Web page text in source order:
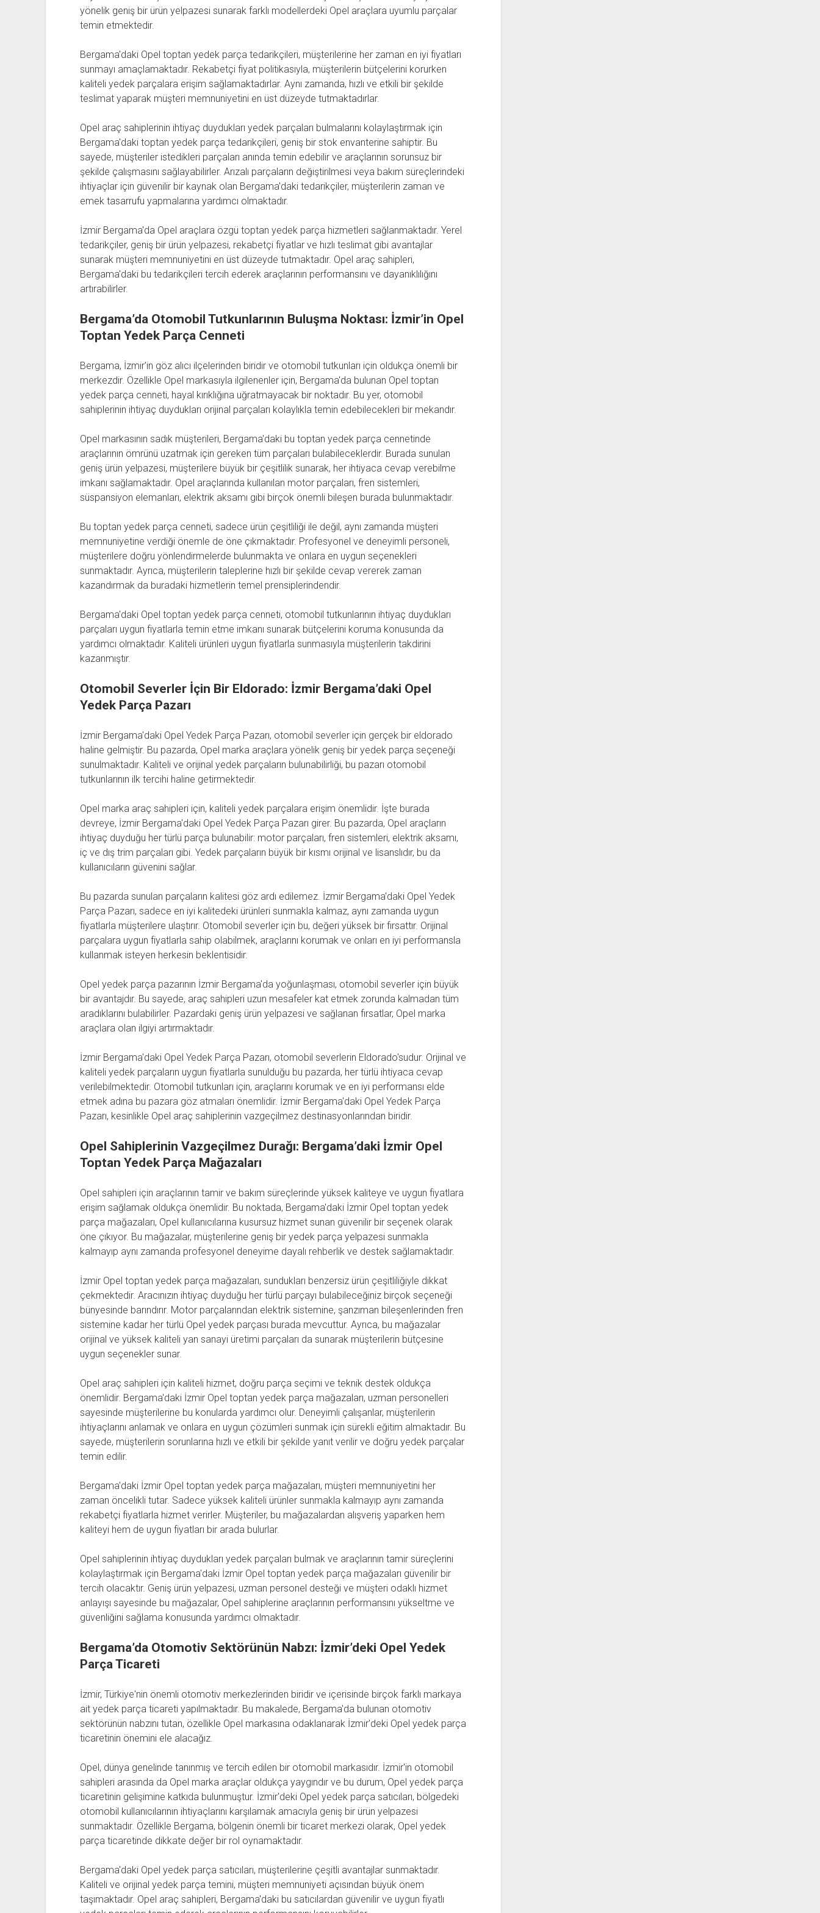
yönelik geniş bir ürün yelpazesi sunarak farklı modellerdeki Opel araçlara uyumlu parçalar
temin etmektedir.
Bergama'daki Opel toptan yedek parça tedarikçileri, müşterilerine her zaman en iyi fiyatları
sunmayı amaçlamaktadır. Rekabetçi fiyat politikasıyla, müşterilerin bütçelerini korurken
kaliteli yedek parçalara erişim sağlamaktadırlar. Aynı zamanda, hızlı ve etkili bir şekilde
teslimat yaparak müşteri memnuniyetini en üst düzeyde tutmaktadırlar.
Opel araç sahiplerinin ihtiyaç duydukları yedek parçaları bulmalarını kolaylaştırmak için
Bergama'daki toptan yedek parça tedarikçileri, geniş bir stok envanterine sahiptir. Bu
sayede, müşteriler istedikleri parçaları anında temin edebilir ve araçlarının sorunsuz bir
şekilde çalışmasını sağlayabilirler. Arızalı parçaların değiştirilmesi veya bakım süreçlerindeki
ihtiyaçlar için güvenilir bir kaynak olan Bergama'daki tedarikçiler, müşterilerin zaman ve
emek tasarrufu yapmalarına yardımcı olmaktadır.
İzmir Bergama'da Opel araçlara özgü toptan yedek parça hizmetleri sağlanmaktadır. Yerel
tedarikçiler, geniş bir ürün yelpazesi, rekabetçi fiyatlar ve hızlı teslimat gibi avantajlar
sunarak müşteri memnuniyetini en üst düzeyde tutmaktadır. Opel araç sahipleri,
Bergama'daki bu tedarikçileri tercih ederek araçlarının performansını ve dayanıklılığını
artırabilirler.
Bergama’da Otomobil Tutkunlarının Buluşma Noktası: İzmir’in Opel
Toptan Yedek Parça Cenneti
Bergama, İzmir'in göz alıcı ilçelerinden biridir ve otomobil tutkunları için oldukça önemli bir
merkezdir. Özellikle Opel markasıyla ilgilenenler için, Bergama'da bulunan Opel toptan
yedek parça cenneti, hayal kırıklığına uğratmayacak bir noktadır. Bu yer, otomobil
sahiplerinin ihtiyaç duydukları orijinal parçaları kolaylıkla temin edebilecekleri bir mekandır.
Opel markasının sadık müşterileri, Bergama'daki bu toptan yedek parça cennetinde
araçlarının ömrünü uzatmak için gereken tüm parçaları bulabileceklerdir. Burada sunulan
geniş ürün yelpazesi, müşterilere büyük bir çeşitlilik sunarak, her ihtiyaca cevap verebilme
imkanı sağlamaktadır. Opel araçlarında kullanılan motor parçaları, fren sistemleri,
süspansiyon elemanları, elektrik aksamı gibi birçok önemli bileşen burada bulunmaktadır.
Bu toptan yedek parça cenneti, sadece ürün çeşitliliği ile değil, aynı zamanda müşteri
memnuniyetine verdiği önemle de öne çıkmaktadır. Profesyonel ve deneyimli personeli,
müşterilere doğru yönlendirmelerde bulunmakta ve onlara en uygun seçenekleri
sunmaktadır. Ayrıca, müşterilerin taleplerine hızlı bir şekilde cevap vererek zaman
kazandırmak da buradaki hizmetlerin temel prensiplerindendir.
Bergama'daki Opel toptan yedek parça cenneti, otomobil tutkunlarının ihtiyaç duydukları
parçaları uygun fiyatlarla temin etme imkanı sunarak bütçelerini koruma konusunda da
yardımcı olmaktadır. Kaliteli ürünleri uygun fiyatlarla sunmasıyla müşterilerin takdirini
kazanmıştır.
Otomobil Severler İçin Bir Eldorado: İzmir Bergama’daki Opel
Yedek Parça Pazarı
İzmir Bergama'daki Opel Yedek Parça Pazarı, otomobil severler için gerçek bir eldorado
haline gelmiştir. Bu pazarda, Opel marka araçlara yönelik geniş bir yedek parça seçeneği
sunulmaktadır. Kaliteli ve orijinal yedek parçaların bulunabilirliği, bu pazarı otomobil
tutkunlarının ilk tercihi haline getirmektedir.
Opel marka araç sahipleri için, kaliteli yedek parçalara erişim önemlidir. İşte burada
devreye, İzmir Bergama'daki Opel Yedek Parça Pazarı girer. Bu pazarda, Opel araçların
ihtiyaç duyduğu her türlü parça bulunabilir: motor parçaları, fren sistemleri, elektrik aksamı,
iç ve dış trim parçaları gibi. Yedek parçaların büyük bir kısmı orijinal ve lisanslıdır, bu da
kullanıcıların güvenini sağlar.
Bu pazarda sunulan parçaların kalitesi göz ardı edilemez. İzmir Bergama'daki Opel Yedek
Parça Pazarı, sadece en iyi kalitedeki ürünleri sunmakla kalmaz, aynı zamanda uygun
fiyatlarla müşterilere ulaştırır. Otomobil severler için bu, değeri yüksek bir fırsattır. Orijinal
parçalara uygun fiyatlarla sahip olabilmek, araçlarını korumak ve onları en iyi performansla
kullanmak isteyen herkesin beklentisidir.
Opel yedek parça pazarının İzmir Bergama'da yoğunlaşması, otomobil severler için büyük
bir avantajdır. Bu sayede, araç sahipleri uzun mesafeler kat etmek zorunda kalmadan tüm
aradıklarını bulabilirler. Pazardaki geniş ürün yelpazesi ve sağlanan fırsatlar, Opel marka
araçlara olan ilgiyi artırmaktadır.
İzmir Bergama'daki Opel Yedek Parça Pazarı, otomobil severlerin Eldorado'sudur. Orijinal ve
kaliteli yedek parçaların uygun fiyatlarla sunulduğu bu pazarda, her türlü ihtiyaca cevap
verilebilmektedir. Otomobil tutkunları için, araçlarını korumak ve en iyi performansı elde
etmek adına bu pazara göz atmaları önemlidir. İzmir Bergama'daki Opel Yedek Parça
Pazarı, kesinlikle Opel araç sahiplerinin vazgeçilmez destinasyonlarından biridir.
Opel Sahiplerinin Vazgeçilmez Durağı: Bergama’daki İzmir Opel
Toptan Yedek Parça Mağazaları
Opel sahipleri için araçlarının tamir ve bakım süreçlerinde yüksek kaliteye ve uygun fiyatlara
erişim sağlamak oldukça önemlidir. Bu noktada, Bergama'daki İzmir Opel toptan yedek
parça mağazaları, Opel kullanıcılarına kusursuz hizmet sunan güvenilir bir seçenek olarak
öne çıkıyor. Bu mağazalar, müşterilerine geniş bir yedek parça yelpazesi sunmakla
kalmayıp aynı zamanda profesyonel deneyime dayalı rehberlik ve destek sağlamaktadır.
İzmir Opel toptan yedek parça mağazaları, sundukları benzersiz ürün çeşitliliğiyle dikkat
çekmektedir. Aracınızın ihtiyaç duyduğu her türlü parçayı bulabileceğiniz birçok seçeneği
bünyesinde barındırır. Motor parçalarından elektrik sistemine, şanzıman bileşenlerinden fren
sistemine kadar her türlü Opel yedek parçası burada mevcuttur. Ayrıca, bu mağazalar
orijinal ve yüksek kaliteli yan sanayi üretimi parçaları da sunarak müşterilerin bütçesine
uygun seçenekler sunar.
Opel araç sahipleri için kaliteli hizmet, doğru parça seçimi ve teknik destek oldukça
önemlidir. Bergama'daki İzmir Opel toptan yedek parça mağazaları, uzman personelleri
sayesinde müşterilerine bu konularda yardımcı olur. Deneyimli çalışanlar, müşterilerin
ihtiyaçlarını anlamak ve onlara en uygun çözümleri sunmak için sürekli eğitim almaktadır. Bu
sayede, müşterilerin sorunlarına hızlı ve etkili bir şekilde yanıt verilir ve doğru yedek parçalar
temin edilir.
Bergama'daki İzmir Opel toptan yedek parça mağazaları, müşteri memnuniyetini her
zaman öncelikli tutar. Sadece yüksek kaliteli ürünler sunmakla kalmayıp aynı zamanda
rekabetçi fiyatlarla hizmet verirler. Müşteriler, bu mağazalardan alışveriş yaparken hem
kaliteyi hem de uygun fiyatları bir arada bulurlar.
Opel sahiplerinin ihtiyaç duydukları yedek parçaları bulmak ve araçlarının tamir süreçlerini
kolaylaştırmak için Bergama'daki İzmir Opel toptan yedek parça mağazaları güvenilir bir
tercih olacaktır. Geniş ürün yelpazesi, uzman personel desteği ve müşteri odaklı hizmet
anlayışı sayesinde bu mağazalar, Opel sahiplerine araçlarının performansını yükseltme ve
güvenliğini sağlama konusunda yardımcı olmaktadır.
Bergama’da Otomotiv Sektörünün Nabzı: İzmir’deki Opel Yedek
Parça Ticareti
İzmir, Türkiye'nin önemli otomotiv merkezlerinden biridir ve içerisinde birçok farklı markaya
ait yedek parça ticareti yapılmaktadır. Bu makalede, Bergama'da bulunan otomotiv
sektörünün nabzını tutan, özellikle Opel markasına odaklanarak İzmir'deki Opel yedek parça
ticaretinin önemini ele alacağız.
Opel, dünya genelinde tanınmış ve tercih edilen bir otomobil markasıdır. İzmir'in otomobil
sahipleri arasında da Opel marka araçlar oldukça yaygındır ve bu durum, Opel yedek parça
ticaretinin gelişimine katkıda bulunmuştur. İzmir'deki Opel yedek parça satıcıları, bölgedeki
otomobil kullanıcılarının ihtiyaçlarını karşılamak amacıyla geniş bir ürün yelpazesi
sunmaktadır. Özellikle Bergama, bölgenin önemli bir ticaret merkezi olarak, Opel yedek
parça ticaretinde dikkate değer bir rol oynamaktadır.
Bergama'daki Opel yedek parça satıcıları, müşterilerine çeşitli avantajlar sunmaktadır.
Kaliteli ve orijinal yedek parça temini, müşteri memnuniyeti açısından büyük önem
taşımaktadır. Opel araç sahipleri, Bergama'daki bu satıcılardan güvenilir ve uygun fiyatlı